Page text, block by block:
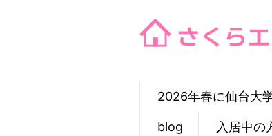
2026年春に仙台大
blog 入居中の